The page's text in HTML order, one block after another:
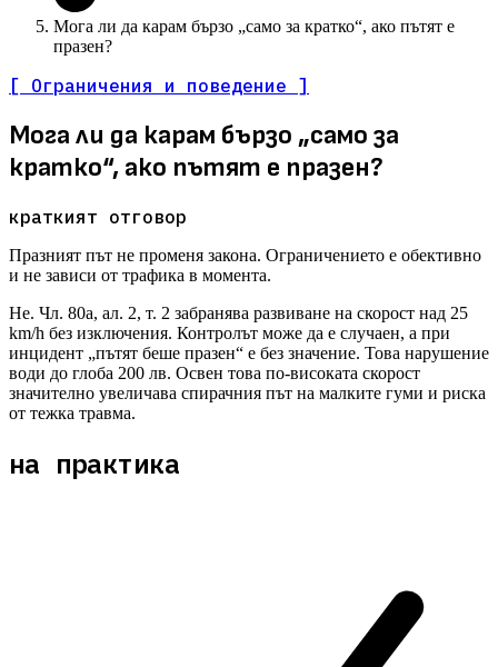
Мога ли да карам бързо „само за кратко“, ако пътят е
празен?
[ Ограничения и поведение ]
Мога ли да карам бързо „само за
кратко“, ако пътят е празен?
краткият отговор
Празният път не променя закона. Ограничението е обективно
и не зависи от трафика в момента.
Не. Чл. 80а, ал. 2, т. 2 забранява развиване на скорост над 25
km/h без изключения. Контролът може да е случаен, а при
инцидент „пътят беше празен“ е без значение. Това нарушение
води до глоба 200 лв. Освен това по-високата скорост
значително увеличава спирачния път на малките гуми и риска
от тежка травма.
на практика